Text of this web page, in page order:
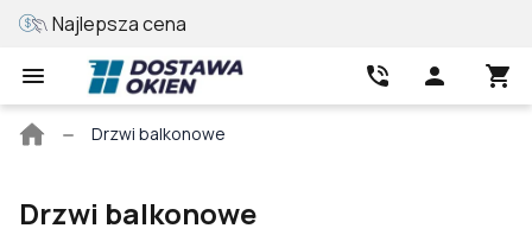
Najlepsza cena
Strona
Drzwi balkonowe
Drzwi balkonowe